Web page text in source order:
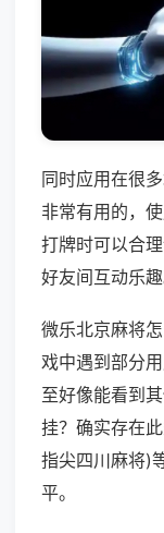
同时应用在很
非常有用的，
打牌时可以合
好友间互动乐趣
微乐北京麻将
戏中遇到部分
至好像能看到
挂？确实存在
指尖四川麻将)
平。